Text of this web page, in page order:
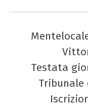
Testata
Tribunale